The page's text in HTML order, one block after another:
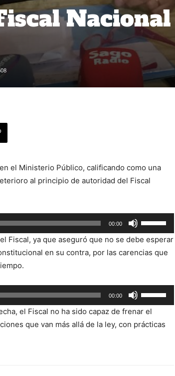
Nacional
el Ministerio Público, calificando como una
al principio de autoridad del Fiscal
00:00
las
teclas
de
arriba/abajo
para
aumentar
o
Fiscal, ya que aseguró que no se debe esperar
en su contra, por las carencias que
00:00
las
teclas
de
el Fiscal no ha sido capaz de frenar el
que van más allá de la ley, con prácticas